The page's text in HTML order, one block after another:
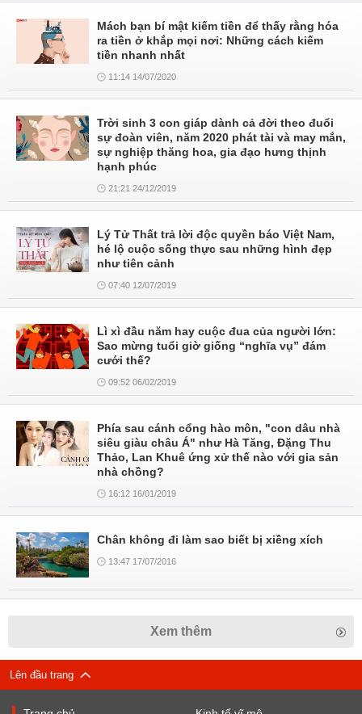
Mách bạn bí mật kiếm tiền để thấy rằng hóa
ra tiền ở khắp mọi nơi: Những cách kiếm
tiền nhanh nhất
11:14 14/07/2020
Trời sinh 3 con giáp dành cả đời theo đuổi
sự đoàn viên, năm 2020 phát tài và may mắn,
sự nghiệp thăng hoa, gia đạo hưng thịnh
hạnh phúc
21:21 24/12/2019
Lý Tử Thất trả lời độc quyền báo Việt Nam,
hé lộ cuộc sống thực sau những hình đẹp
như tiên cảnh
07:40 12/07/2019
Lì xì đầu năm hay cuộc đua của người lớn:
Sao mừng tuổi giờ giống “nghĩa vụ” đám
cưới thế?
09:52 06/02/2019
Phía sau cánh cổng hào môn, "con dâu nhà
siêu giàu châu Á" như Hà Tăng, Đặng Thu
Thảo, Lan Khuê ứng xử thế nào với gia sản
nhà chồng?
16:12 16/01/2019
Chân không đi làm sao biết bị xiềng xích
13:47 17/07/2016
Xem thêm
Lên đầu trang